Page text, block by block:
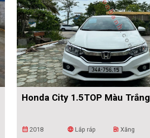
Honda City 1.5TOP Màu Trắng
calendar_month 2018 language Lắp ráp ev_station Xăng